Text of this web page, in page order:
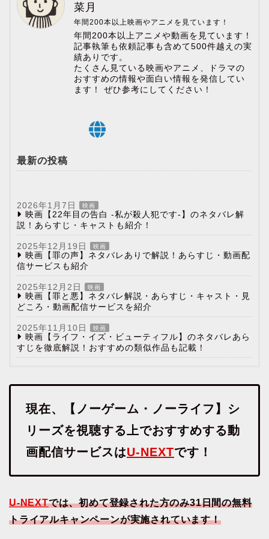
菜月
年間200本以上映画やアニメを見ています！
年間200本以上アニメや動画を見ています！
記事執筆も依頼記事も含めて500件越えの実
績ありです。
たくさん見ている映画やアニメ、ドラマの
おすすめの情報や面白い情報を発信してい
ます！ ぜひ参考にしてください！
最新の投稿
2026年1月7日 映画
映画【22年目の告白 -私が殺人犯です-】のネタバレ解
説！あらすじ・キャストも紹介！
2025年12月19日 映画
映画【罪の声】ネタバレありで解説！あらすじ・動画配
信サービスも紹介
2025年12月2日 映画
映画【罪と悪】ネタバレ解説・あらすじ・キャスト・見
どころ・動画配信サービスを紹介
2025年11月10日 映画
映画【ライフ・イズ・ビューティフル】のネタバレあら
すじを徹底解説！おすすめの類似作品も記載！
現在、【ノーゲーム・ノーライフ】シ
リーズを視聴する上でおすすめする動
画配信サービスはU-NEXTです！
U-NEXTでは、初めて登録された方のみ31日間の無料
トライアルキャンペーンが実施されています！